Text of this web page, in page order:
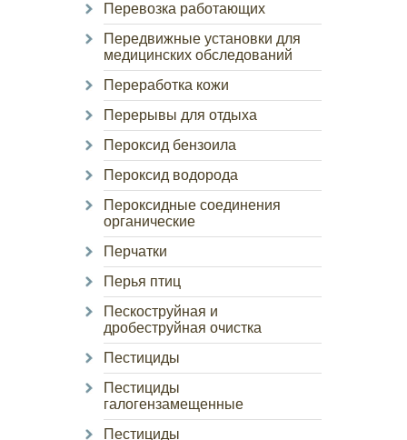
Перевозка работающих
Передвижные установки для
медицинских обследований
Переработка кожи
Перерывы для отдыха
Пероксид бензоила
Пероксид водорода
Пероксидные соединения
органические
Перчатки
Перья птиц
Пескоструйная и
дробеструйная очистка
Пестициды
Пестициды
галогензамещенные
Пестициды